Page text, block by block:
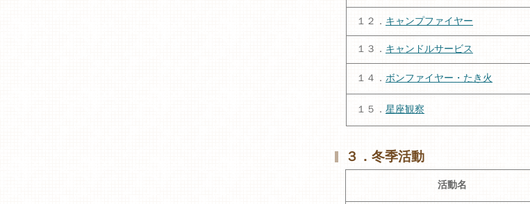
１２． キャンプファイヤー
１３． キャンドルサービス
１４． ボンファイヤー・たき火
１５． 星座観察
３．冬季活動
活動名